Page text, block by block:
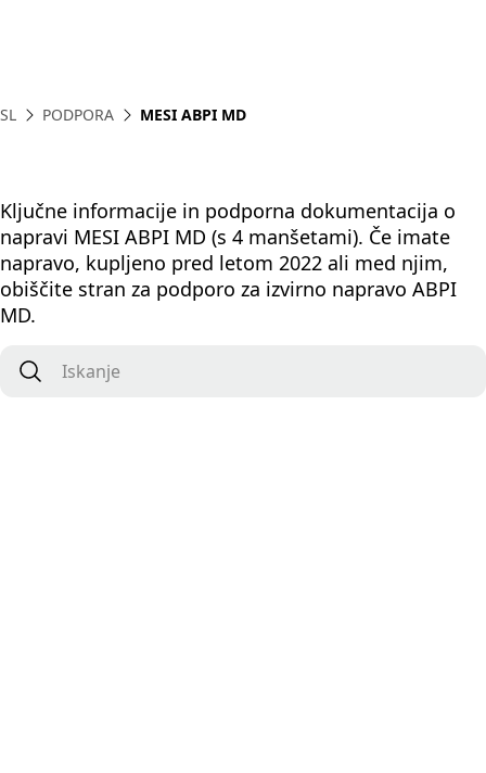
SL PODPORA MESI ABPI MD
Ključne informacije in podporna dokumentacija o
napravi MESI ABPI MD (s 4 manšetami). Če imate
napravo, kupljeno pred letom 2022 ali med njim,
obiščite stran za podporo za izvirno napravo ABPI
MD.